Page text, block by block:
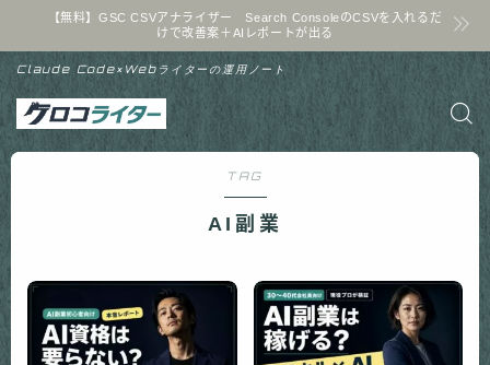
【無料】GSC CSVアナライザー Search ConsoleのCSVを入れるだ
けで改善案＋AIレポートが出る
Claude Code×Webライターの運用ノート
TAG
AI副業